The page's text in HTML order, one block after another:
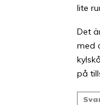
lite
Det
med
på